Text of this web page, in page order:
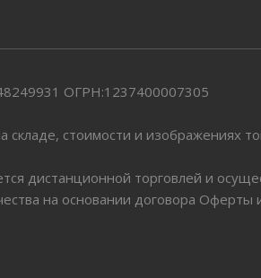
ОГРН:1237400007305
стоимости и изображениях
дистанционной торговлей и
на основании договора